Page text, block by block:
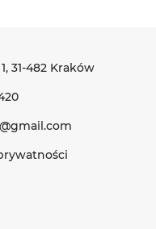
, 31-482 Kraków